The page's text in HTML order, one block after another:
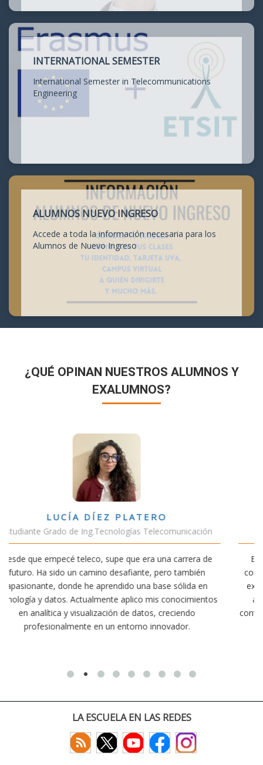
INTERNATIONAL SEMESTER
International Semester in Telecommunications
Engineering
ALUMNOS NUEVO INGRESO
Accede a toda la información necesaria para los
Alumnos de Nuevo Ingreso
¿QUÉ OPINAN NUESTROS ALUMNOS Y
EXALUMNOS?
de
en
VÍCTOR SÁNCHEZ VALENCIA
Estudiante Doble Grado Teleco-ADE
Estudiar teleco me ha permitido comprender cómo la
conectividad afecta nuestra vida diaria. Aunque la
exige esfuerzo, he dedicado parte de mi tiempo a
actividades como el salvamento y socorrismo. Estoy
convencido de que elegir teleco ha sido una de las
decisiones que he tomado.
LA ESCUELA EN LAS REDES